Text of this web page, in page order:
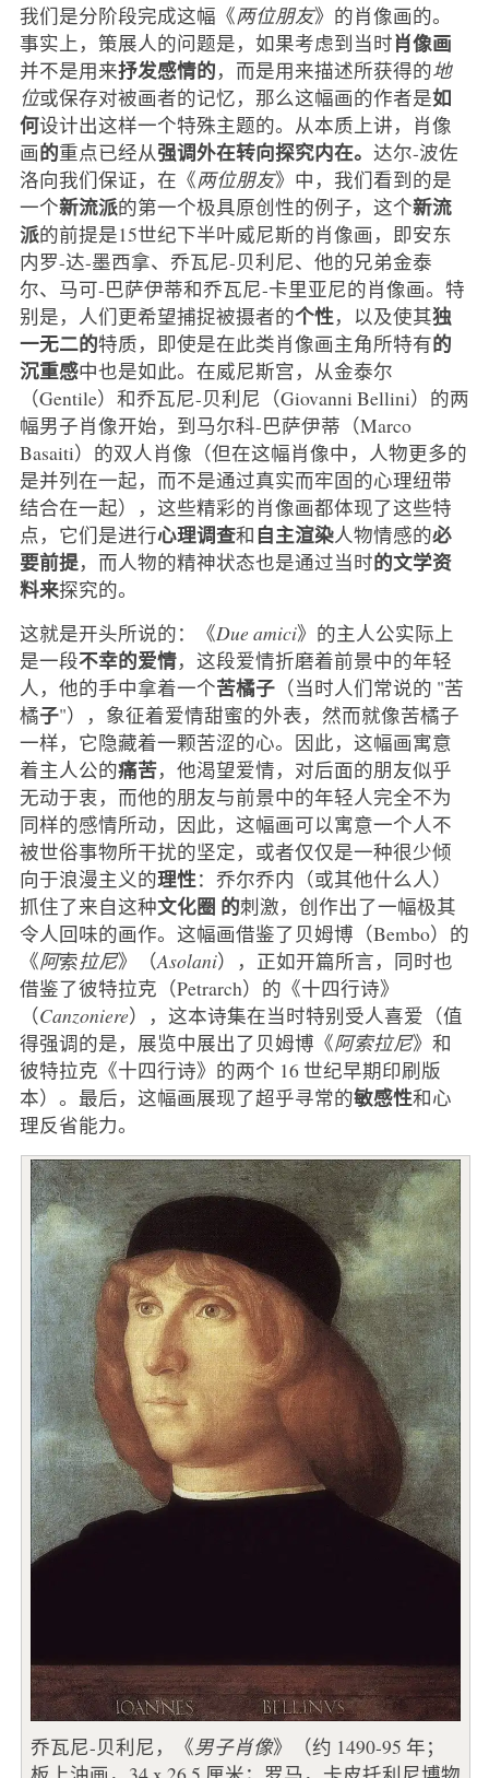
我们是分阶段完成这幅《两位朋友》的肖像画的。
事实上，策展人的问题是，如果考虑到当时肖像画
并不是用来抒发感情的，而是用来描述所获得的地
位或保存对被画者的记忆，那么这幅画的作者是如
何设计出这样一个特殊主题的。从本质上讲，肖像
画的重点已经从强调外在转向探究内在。 达尔-波佐
洛向我们保证，在《两位朋友》中，我们看到的是
一个新流派的第一个极具原创性的例子，这个新流
派的前提是15世纪下半叶威尼斯的肖像画，即安东
内罗-达-墨西拿、乔瓦尼-贝利尼、他的兄弟金泰
尔、马可-巴萨伊蒂和乔瓦尼-卡里亚尼的肖像画。特
别是，人们更希望捕捉被摄者的个性，以及使其独
一无二的特质，即使是在此类肖像画主角所特有的
沉重感中也是如此。在威尼斯宫，从金泰尔
（Gentile）和乔瓦尼-贝利尼（Giovanni Bellini）的两
幅男子肖像开始，到马尔科-巴萨伊蒂（Marco
Basaiti）的双人肖像（但在这幅肖像中，人物更多的
是并列在一起，而不是通过真实而牢固的心理纽带
结合在一起），这些精彩的肖像画都体现了这些特
点，它们是进行心理调查和自主渲染人物情感的必
要前提，而人物的精神状态也是通过当时的文学资
料来探究的。
这就是开头所说的：《Due amici》的主人公实际上
是一段不幸的爱情，这段爱情折磨着前景中的年轻
人，他的手中拿着一个苦橘子（当时人们常说的 "苦
橘子"），象征着爱情甜蜜的外表，然而就像苦橘子
一样，它隐藏着一颗苦涩的心。因此，这幅画寓意
着主人公的痛苦，他渴望爱情，对后面的朋友似乎
无动于衷，而他的朋友与前景中的年轻人完全不为
同样的感情所动，因此，这幅画可以寓意一个人不
被世俗事物所干扰的坚定，或者仅仅是一种很少倾
向于浪漫主义的理性：乔尔乔内（或其他什么人）
抓住了来自这种文化圈 的刺激，创作出了一幅极其
令人回味的画作。这幅画借鉴了贝姆博（Bembo）的
《阿索拉尼》（Asolani），正如开篇所言，同时也
借鉴了彼特拉克（Petrarch）的《十四行诗》
（Canzoniere），这本诗集在当时特别受人喜爱（值
得强调的是，展览中展出了贝姆博《阿索拉尼》和
彼特拉克《十四行诗》的两个 16 世纪早期印刷版
本）。最后，这幅画展现了超乎寻常的敏感性和心
理反省能力。
乔瓦尼-贝利尼，《男子肖像》（约 1490-95 年；